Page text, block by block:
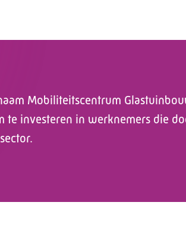
Mobiliteitscentrum
te investeren in werknemers die